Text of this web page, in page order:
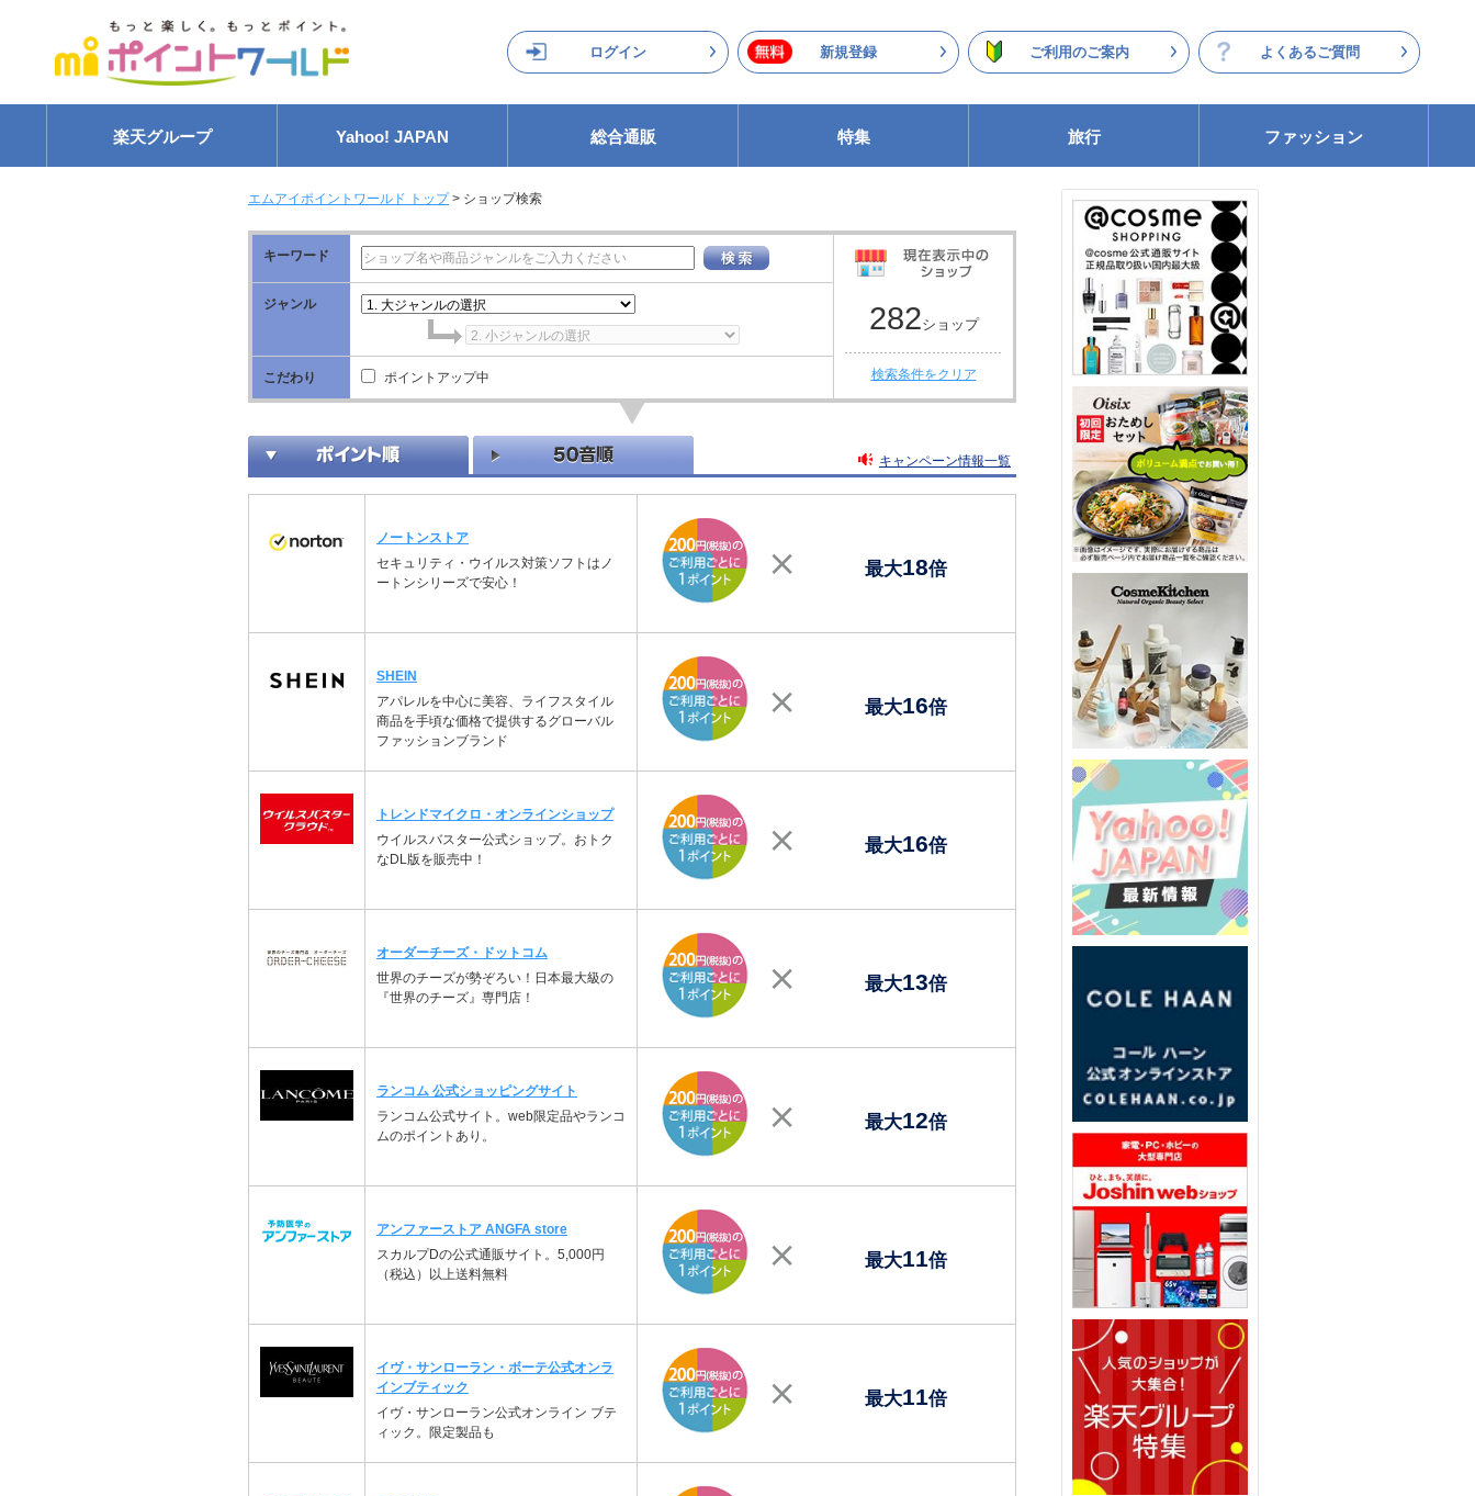
ログイン 新規登録 ご利用のご案内 よくあるご質問
楽天グループ Yahoo! JAPAN 総合通販 特集 旅行 ファッション
エムアイポイントワールド トップ> ショップ検索
キーワード
282ショップ
検索条件をクリア
ジャンル
こだわり ポイントアップ中
キャンペーン情報一覧
ノートンストア
セキュリティ・ウイルス対策ソフトはノ
ートンシリーズで安心！
最大18倍
SHEIN
アパレルを中心に美容、ライフスタイル
商品を手頃な価格で提供するグローバル
ファッションブランド
最大16倍
トレンドマイクロ・オンラインショップ
ウイルスバスター公式ショップ。おトク
なDL版を販売中！
最大16倍
オーダーチーズ・ドットコム
世界のチーズが勢ぞろい！日本最大級の
『世界のチーズ』専門店！
最大13倍
ランコム 公式ショッピングサイト
ランコム公式サイト。web限定品やランコ
ムのポイントあり。
最大12倍
アンファーストア ANGFA store
スカルプDの公式通販サイト。5,000円
（税込）以上送料無料
最大11倍
イヴ・サンローラン・ボーテ公式オンラ
インブティック
イヴ・サンローラン公式オンライン ブテ
ィック。限定製品も
最大11倍